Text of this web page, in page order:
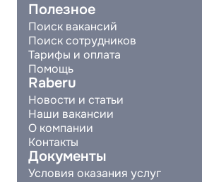
Полезное
Поиск вакансий
Поиск сотрудников
Тарифы и оплата
Помощь
Raberu
Новости и статьи
Наши вакансии
О компании
Контакты
Документы
Условия оказания услуг